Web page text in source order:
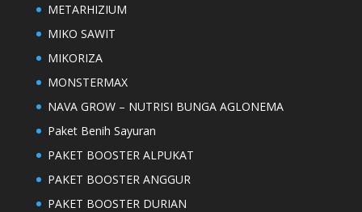
METARHIZIUM
MIKO SAWIT
MIKORIZA
MONSTERMAX
NAVA GROW – NUTRISI BUNGA AGLONEMA
Paket Benih Sayuran
PAKET BOOSTER ALPUKAT
PAKET BOOSTER ANGGUR
PAKET BOOSTER DURIAN